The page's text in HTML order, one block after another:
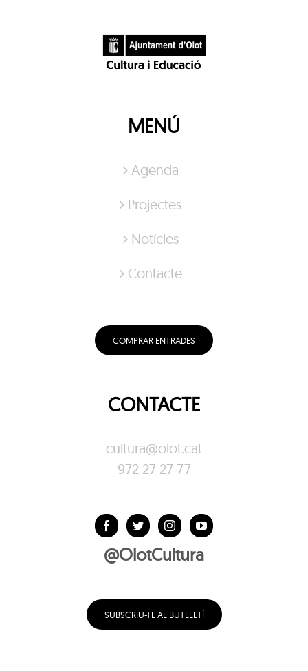
MENÚ
Agenda
Projectes
Notícies
Contacte
COMPRAR ENTRADES
CONTACTE
cultura@olot.cat
972 27 27 77
@OlotCultura
SUBSCRIU-TE AL BUTLLETÍ